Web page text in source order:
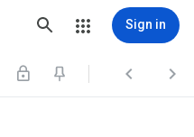
Sign in
  